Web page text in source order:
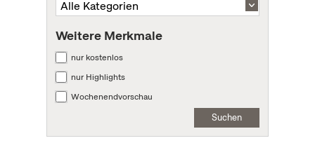
Weitere Merkmale
nur kostenlos
nur Highlights
Wochenendvorschau
Suchen